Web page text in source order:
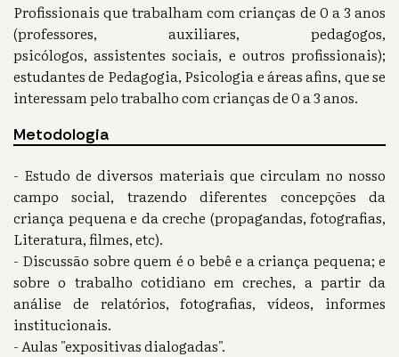
Profissionais que trabalham com crianças de 0 a 3 anos
(professores, auxiliares, pedagogos,
psicólogos, assistentes sociais, e outros profissionais);
estudantes de Pedagogia, Psicologia e áreas afins, que se
interessam pelo trabalho com crianças de 0 a 3 anos.
Metodologia
- Estudo de diversos materiais que circulam no nosso
campo social, trazendo diferentes concepções da
criança pequena e da creche (propagandas, fotografias,
Literatura, filmes, etc).
- Discussão sobre quem é o bebê e a criança pequena; e
sobre o trabalho cotidiano em creches, a partir da
análise de relatórios, fotografias, vídeos, informes
institucionais.
- Aulas "expositivas dialogadas".